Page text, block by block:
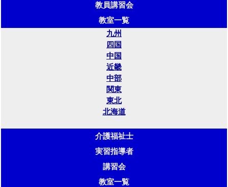
教員講習会
教室一覧
九州
四国
中国
近畿
中部
関東
東北
北海道
介護福祉士
実習指導者
講習会
教室一覧